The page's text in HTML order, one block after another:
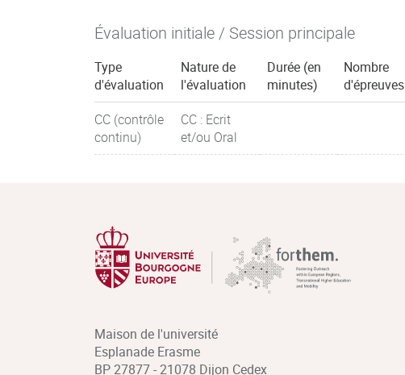
Évaluation initiale / Session principale
Type
d'évaluation
Nature de
l'évaluation
Durée (en
minutes)
Nombre
d'épreuves
CC (contrôle
continu)
CC : Ecrit
et/ou Oral
Maison de l'université
Esplanade Erasme
BP 27877 - 21078 Dijon Cedex